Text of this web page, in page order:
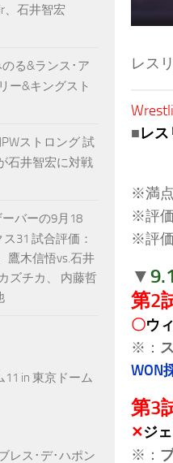
レス
■レ
※満
※評価
※評価
▼
第2
〇ウ
※：
第3
✕ジ
※：
、石井智宏
る&ランス･ア
ー&キングスト
ストロング 試
石井智宏に対戦
バーの9月18
31 試合評価：
鷹木信悟vs.石井
ズチカ、 内藤哲
11 in 東京ドーム
レス･デ･ハポン